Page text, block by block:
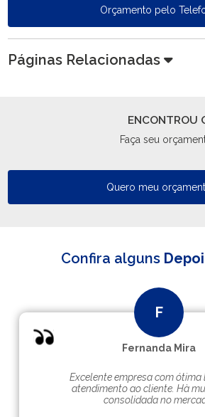
Orçamento pelo
Páginas Relacionadas
ENCONTROU
Faça seu
Quero meu
Confira alguns
Fernanda Mira
Excelente empresa com ótima
atendimento ao cliente. Hà
consolidada no